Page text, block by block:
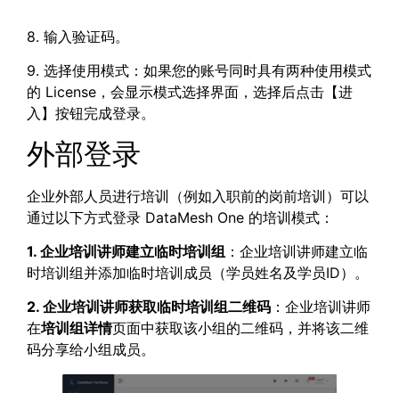
8. 输入验证码。
9. 选择使用模式：如果您的账号同时具有两种使用模式
的 License，会显示模式选择界面，选择后点击【进
入】按钮完成登录。
外部登录
企业外部人员进行培训（例如入职前的岗前培训）可以
通过以下方式登录 DataMesh One 的培训模式：
1. 企业培训讲师建立临时培训组 ：企业培训讲师建立临
时培训组并添加临时培训成员（学员姓名及学员ID）。
2. 企业培训讲师获取临时培训组二维码 ：企业培训讲师
在培训组详情页面中获取该小组的二维码，并将该二维
码分享给小组成员。